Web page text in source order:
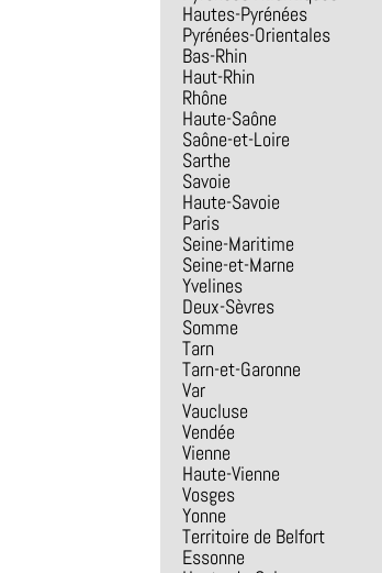
Hautes-Pyrénées
Pyrénées-Orientales
Bas-Rhin
Haut-Rhin
Rhône
Haute-Saône
Saône-et-Loire
Sarthe
Savoie
Haute-Savoie
Paris
Seine-Maritime
Seine-et-Marne
Yvelines
Deux-Sèvres
Somme
Tarn
Tarn-et-Garonne
Var
Vaucluse
Vendée
Vienne
Haute-Vienne
Vosges
Yonne
Territoire de Belfort
Essonne